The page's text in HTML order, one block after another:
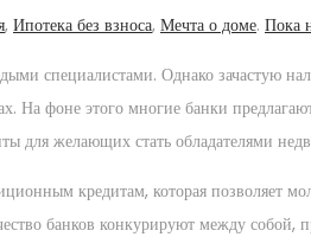
, Ипотека без взноса, Мечта о доме. Пока
специалистами. Однако зачастую
На фоне этого многие банки
для желающих стать обладателями
кредитам, которая позволяет
банков конкурируют между собой,